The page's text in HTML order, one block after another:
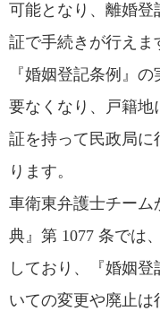
可能となり、離婚
証で手続きが行えま
『婚姻登記条例』
要なくなり、戸籍地
証を持って民政局に
ります。
車衛東弁護士チー
典』第 1077 条では
しており、『婚姻
いての変更や廃止は